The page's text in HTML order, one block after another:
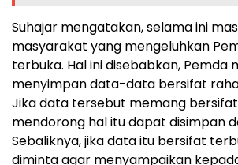
Suhajar mengatakan, selama ini
masyarakat yang mengeluhkan
terbuka. Hal ini disebabkan, Pemda
menyimpan data-data bersifat
Jika data tersebut memang bersifat
mendorong hal itu dapat disimpan
Sebaliknya, jika data itu bersifat
diminta agar menyampaikan